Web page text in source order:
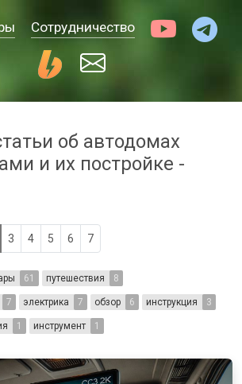
Сотрудничество
об автодомах
и их постройке -
3 4 5 6 7
61 путешествия 8
7 электрика 7 обзор 6 инструкция 3
1 инструмент 1